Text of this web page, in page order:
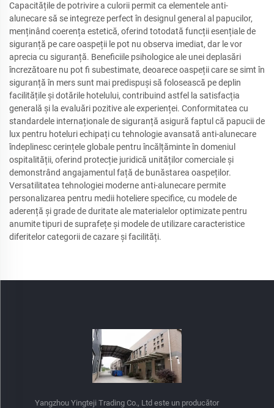
Capacitățile de potrivire a culorii permit ca elementele anti-
alunecare să se integreze perfect în designul general al papucilor,
menținând coerența estetică, oferind totodată funcții esențiale de
siguranță pe care oaspeții le pot nu observa imediat, dar le vor
aprecia cu siguranță. Beneficiile psihologice ale unei deplasări
încrezătoare nu pot fi subestimate, deoarece oaspeții care se simt în
siguranță în mers sunt mai predispuși să folosească pe deplin
facilitățile și dotările hotelului, contribuind astfel la satisfacția
generală și la evaluări pozitive ale experienței. Conformitatea cu
standardele internaționale de siguranță asigură faptul că papucii de
lux pentru hoteluri echipați cu tehnologie avansată anti-alunecare
îndeplinesc cerințele globale pentru încălțăminte în domeniul
ospitalității, oferind protecție juridică unităților comerciale și
demonstrând angajamentul față de bunăstarea oaspeților.
Versatilitatea tehnologiei moderne anti-alunecare permite
personalizarea pentru medii hoteliere specifice, cu modele de
aderență și grade de duritate ale materialelor optimizate pentru
anumite tipuri de suprafețe și modele de utilizare caracteristice
diferitelor categorii de cazare și facilități.
Yangzhou Yingteji Trading Co., Ltd este un producător